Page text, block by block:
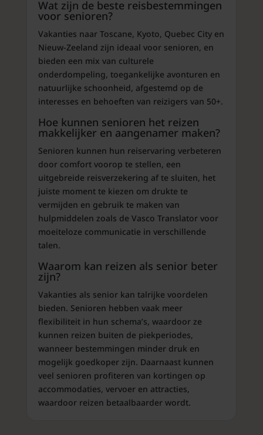
Wat zijn de beste reisbestemmingen
voor senioren?
Vakanties naar Toscane, Kyoto, Quebec City en
Nieuw-Zeeland zijn ideaal voor senioren, en
bieden een mix van culturele
onderdompeling, toegankelijke avonturen en
natuurlijke schoonheid, afgestemd op de
interesses en behoeften van reizigers van 50+.
Hoe kunnen senioren het reizen
makkelijker en aangenamer maken?
Senioren kunnen hun reiservaring verbeteren
door comfort voorop te stellen, een
uitgebreide reisverzekering af te sluiten, het
juiste moment te kiezen om drukte te
vermijden en gebruik te maken van
hulpmiddelen zoals de Vasco Translator voor
moeiteloze communicatie in verschillende
talen.
Waarom kan reizen als senior beter
zijn?
Vakanties als senior kan talrijke voordelen
bieden. Senioren hebben vaak meer
flexibiliteit in hun schema’s, waardoor ze
kunnen reizen buiten de piekperiodes,
wanneer bestemmingen minder druk en
mogelijk goedkoper zijn. Daarnaast kunnen
veel senioren profiteren van kortingen op
accommodaties, vervoer en attracties,
waardoor reizen betaalbaarder wordt.